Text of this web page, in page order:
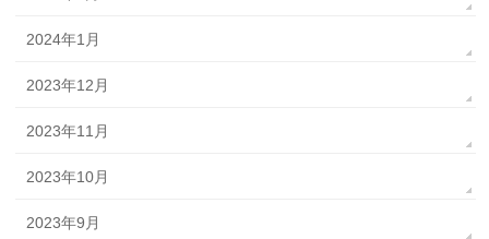
2024年1月
2023年12月
2023年11月
2023年10月
2023年9月